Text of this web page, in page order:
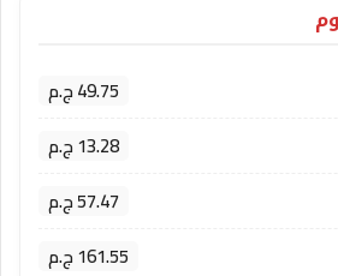
49.75 ج.م
13.28 ج.م
57.47 ج.م
161.55 ج.م